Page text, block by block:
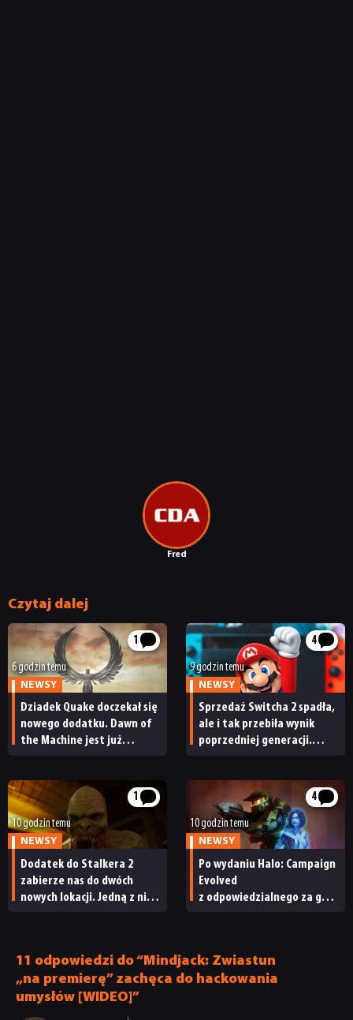
NEWSY
PUBLICYSTYKA
Fred
Czytaj dalej
1
6 godzin temu
NEWSY
Dziadek Quake doczekał się
nowego dodatku. Dawn of
the Machine jest już
4
9 godzin temu
NEWSY
Sprzedaż Switcha 2 spadła,
ale i tak przebiła wynik
poprzedniej generacji.
1
10 godzin temu
NEWSY
Dodatek do Stalkera 2
zabierze nas do dwóch
nowych lokacji. Jedną z nich
4
10 godzin temu
NEWSY
Po wydaniu Halo: Campaign
Evolved
z odpowiedzialnego za grę
11 odpowiedzi do “Mindjack: Zwiastun
„na premierę” zachęca do hackowania
umysłów [WIDEO]”